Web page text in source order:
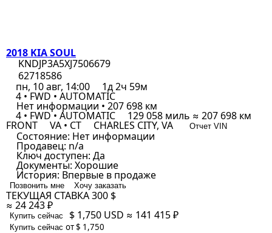
2018 KIA SOUL
KNDJP3A5XJ7506679
62718586
пн, 10 авг, 14:00
1д 2ч 59м
4 • FWD • AUTOMATIC
Нет информации • 207 698 км
4 • FWD • AUTOMATIC 129 058 миль ≈ 207 698 км
FRONT VA • CT CHARLES CITY, VA Отчет VIN
Состояние: Нет информации
Продавец: n/a
Ключ доступен: Да
Документы: Хорошие
История: Впервые в продаже
Позвонить мне Хочу заказать
ТЕКУЩАЯ СТАВКА300 $
≈ 24 243 ₽
Купить сейчас $ 1,750 USD ≈ 141 415 ₽
Купить сейчас от $ 1,750